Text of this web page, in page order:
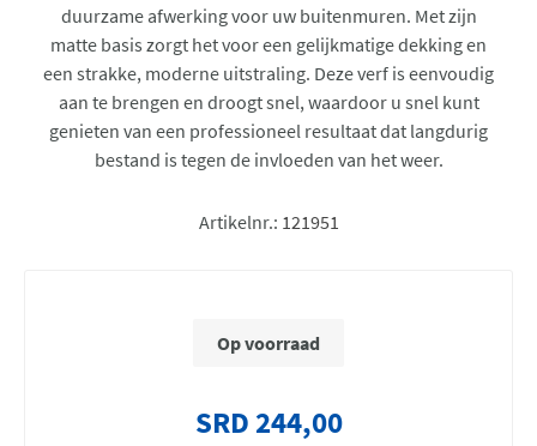
duurzame afwerking voor uw buitenmuren. Met zijn
matte basis zorgt het voor een gelijkmatige dekking en
een strakke, moderne uitstraling. Deze verf is eenvoudig
aan te brengen en droogt snel, waardoor u snel kunt
genieten van een professioneel resultaat dat langdurig
bestand is tegen de invloeden van het weer.
Artikelnr.: 121951
Op voorraad
SRD 244,00